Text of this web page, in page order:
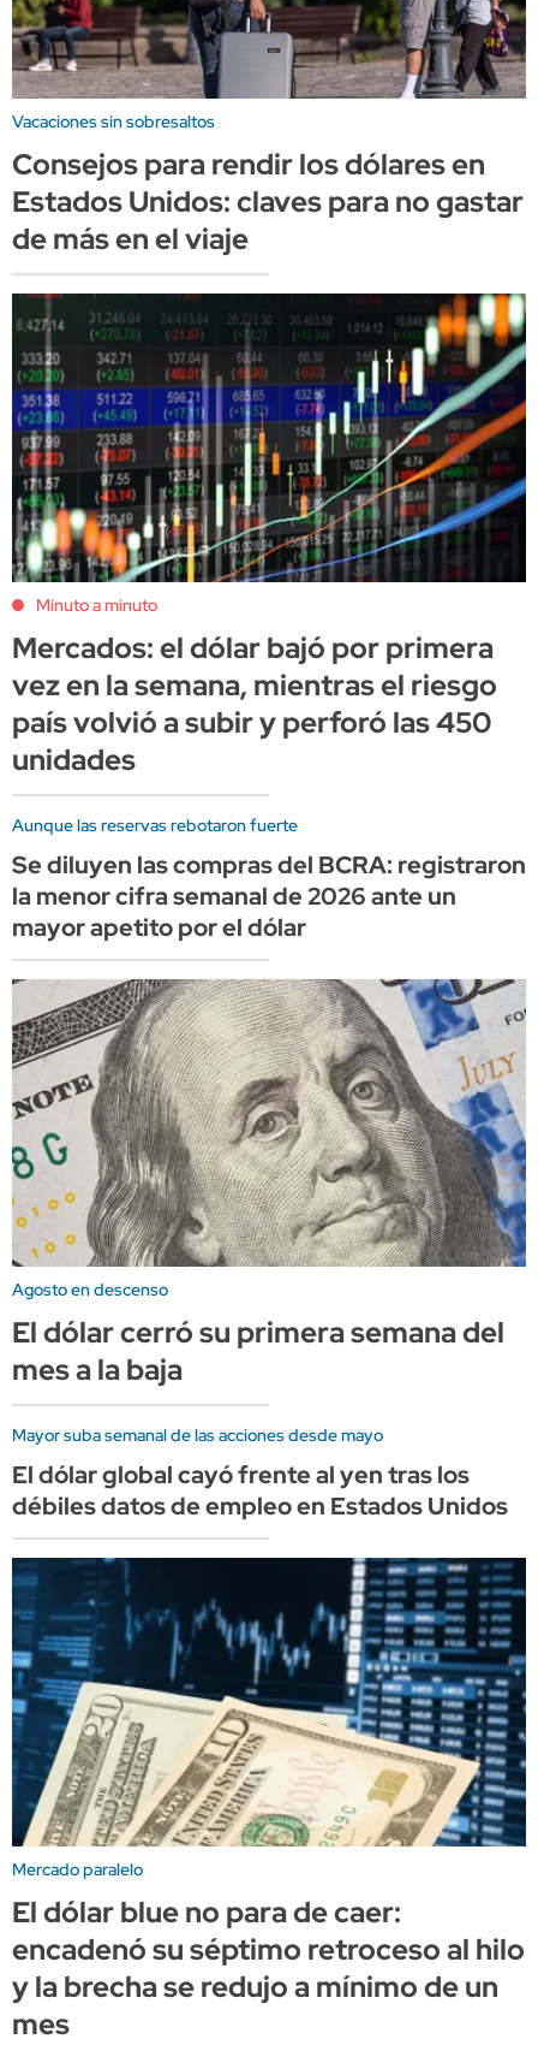
Vacaciones sin sobresaltos
Consejos para rendir los dólares en
Estados Unidos: claves para no gastar
de más en el viaje
Minuto a minuto
Mercados: el dólar bajó por primera
vez en la semana, mientras el riesgo
país volvió a subir y perforó las 450
unidades
Aunque las reservas rebotaron fuerte
Se diluyen las compras del BCRA: registraron
la menor cifra semanal de 2026 ante un
mayor apetito por el dólar
Agosto en descenso
El dólar cerró su primera semana del
mes a la baja
Mayor suba semanal de las acciones desde mayo
El dólar global cayó frente al yen tras los
débiles datos de empleo en Estados Unidos
Mercado paralelo
El dólar blue no para de caer:
encadenó su séptimo retroceso al hilo
y la brecha se redujo a mínimo de un
mes